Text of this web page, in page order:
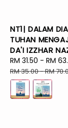
NT1| DALAM
TUHAN
DA'I IZZHAR
Sale
price
RM 31.50 - RM
RM 35.00-RM